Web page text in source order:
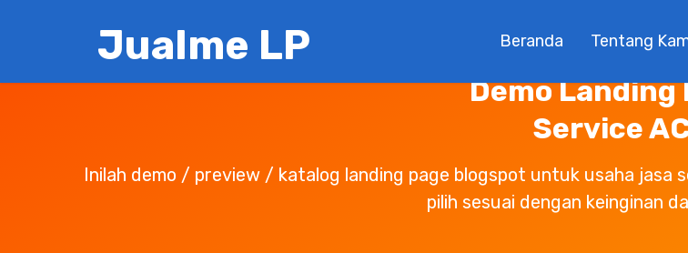
Jualme LP Beranda Tentang
Demo Landing
Service
Inilah demo / preview / katalog landing page blogspot untuk usaha jasa
pilih sesuai dengan keinginan